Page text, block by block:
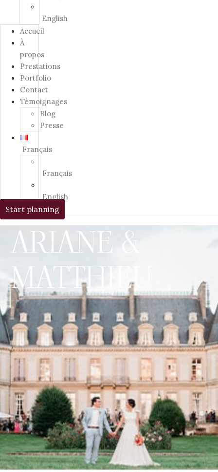
English
Accueil
À
propos
Prestations
Portfolio
Contact
Témoignages
Blog
Presse
Français
Français
English
Start planning
ARIANE &
MATTHIEU